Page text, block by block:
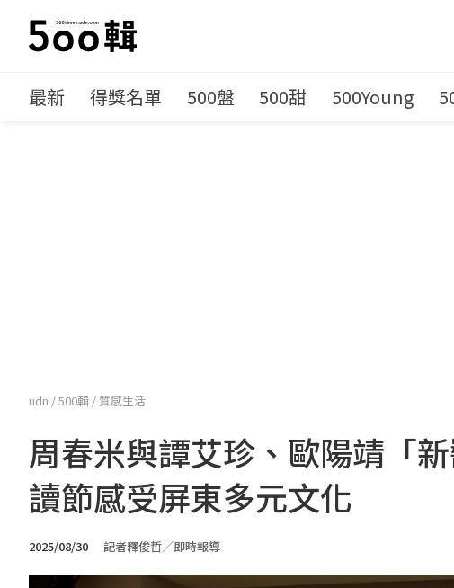
最新 得獎名單 500盤 500甜 500Young
udn /500輯 / 質感生活
周春米與譚艾珍、歐陽靖「
讀節感受屏東多元文化
2025/08/30 記者釋俊哲／即時報導